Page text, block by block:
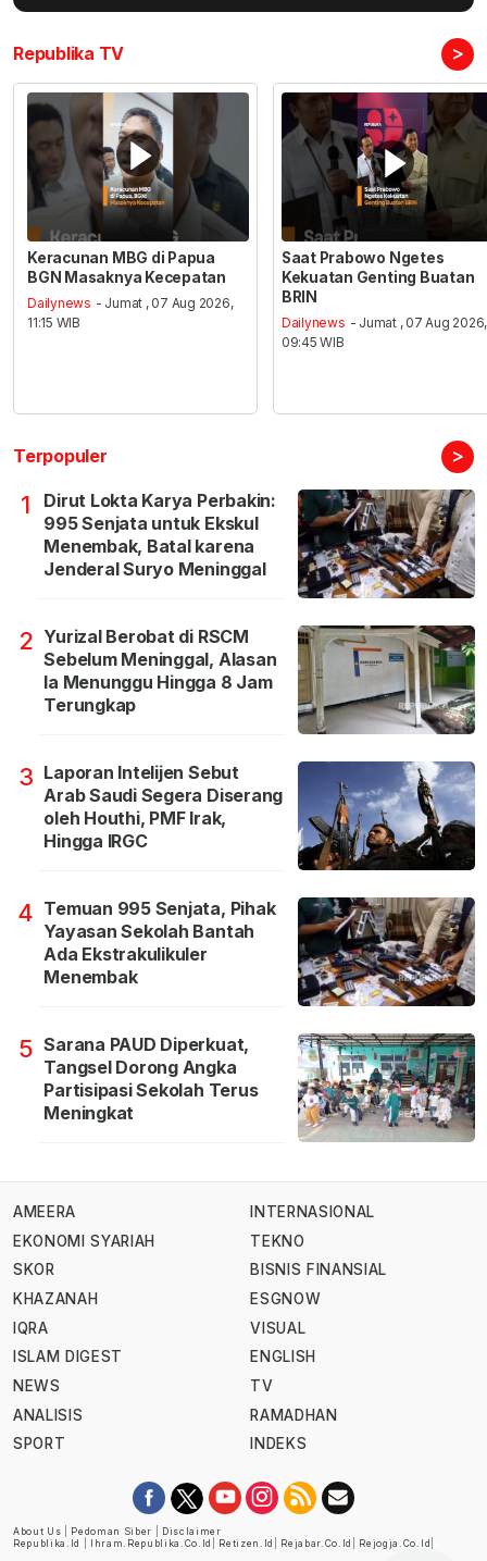
Republika TV >
Keracunan MBG di Papua
BGN Masaknya Kecepatan
Dailynews - Jumat , 07 Aug 2026,
11:15 WIB
Saat Prabowo Ngetes
Kekuatan Genting Buatan
BRIN
Dailynews - Jumat , 07 Aug 2026,
09:45 WIB
Terpopuler >
1
Dirut Lokta Karya Perbakin:
995 Senjata untuk Ekskul
Menembak, Batal karena
Jenderal Suryo Meninggal
2 Yurizal Berobat di RSCM
Sebelum Meninggal, Alasan
Ia Menunggu Hingga 8 Jam
Terungkap
3 Laporan Intelijen Sebut
Arab Saudi Segera Diserang
oleh Houthi, PMF Irak,
Hingga IRGC
4 Temuan 995 Senjata, Pihak
Yayasan Sekolah Bantah
Ada Ekstrakulikuler
Menembak
5 Sarana PAUD Diperkuat,
Tangsel Dorong Angka
Partisipasi Sekolah Terus
Meningkat
AMEERA
EKONOMI SYARIAH
SKOR
KHAZANAH
IQRA
ISLAM DIGEST
NEWS
ANALISIS
SPORT
INTERNASIONAL
TEKNO
BISNIS FINANSIAL
ESGNOW
VISUAL
ENGLISH
TV
RAMADHAN
INDEKS
About Us Pedoman Siber
Disclaimer
Republika.id
Ihram.republika.co.id Retizen.id Rejabar.co.id Rejogja.co.id